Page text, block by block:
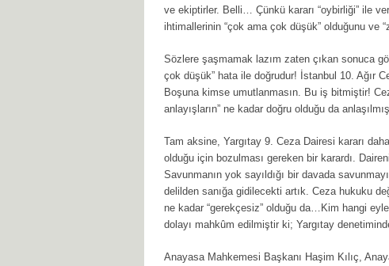
ve ekiptirler. Belli… Çünkü kararı “oybirliği” ile
ihtimallerinin “çok ama çok düşük” olduğunu ve
Sözlere şaşmamak lazım zaten çıkan sonuca
çok düşük” hata ile doğrudur! İstanbul 10. Ağır
Boşuna kimse umutlanmasın. Bu iş bitmiştir!
anlayışların” ne kadar doğru olduğu da
Tam aksine, Yargıtay 9. Ceza Dairesi kararı
olduğu için bozulması gereken bir karardı.
Savunmanın yok sayıldığı bir davada
delilden sanığa gidilecekti artık. Ceza hukuku
ne kadar “gerekçesiz” olduğu da…Kim hangi
dolayı mahkûm edilmiştir ki; Yargıtay
Anayasa Mahkemesi Başkanı Haşim Kılıç,